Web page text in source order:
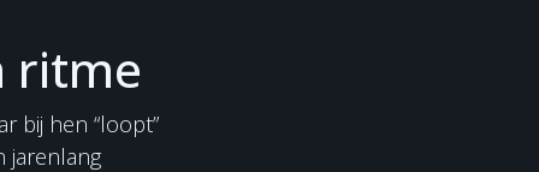
ritme
bij hen “loopt”
jarenlang